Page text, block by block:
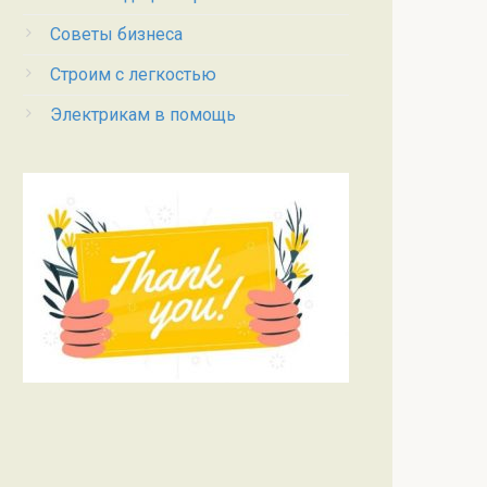
Советы бизнеса
Строим с легкостью
Электрикам в помощь